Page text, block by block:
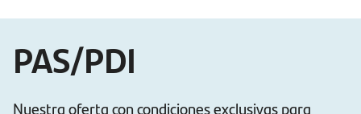
PAS/PDI
Nuestra oferta con condiciones exclusivas para